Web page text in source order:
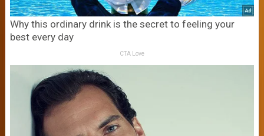
Why this ordinary drink is the secret to feeling your
best every day
CTA Love